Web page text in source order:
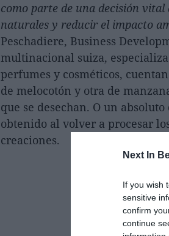
Next In
If you wish
sensitive
confirm
continue
como parte de una decisión
naturales y reducir el impacto
Peschadiere, Business
multinacional suiza,
perfumes y cosméticos,
de melocotón y otra de
que se desechan. O un
obtenido al volver a procesar
creaciones.